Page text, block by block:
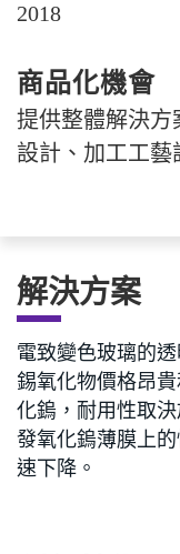
2018
商品化機會
提供整體解決方
設計、加工工藝
解決方案
電致變色玻璃的
錫氧化物價格昂
化鎢，耐用性取
發氧化鎢薄膜上
速下降。